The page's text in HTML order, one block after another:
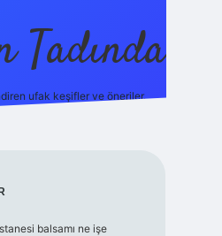
Tadında
ufak keşifler ve öneriler.
balsamı ne işe